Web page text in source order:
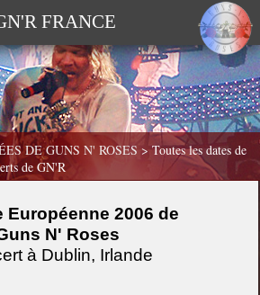
FRANCE
DE GUNS N' ROSES > Toutes les dates de
de GN'R
Européenne 2006 de
N' Roses
à Dublin, Irlande